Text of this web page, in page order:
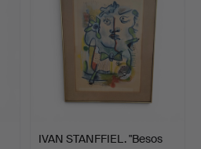
IVAN STANFFIEL. "Besos